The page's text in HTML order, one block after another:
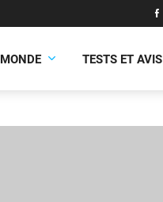
MONDE TESTS ET AVIS